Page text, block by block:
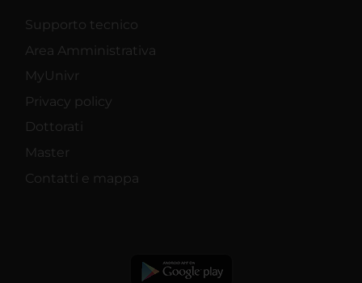
Supporto tecnico
Area Amministrativa
MyUnivr
Privacy policy
Dottorati
Master
Contatti e mappa